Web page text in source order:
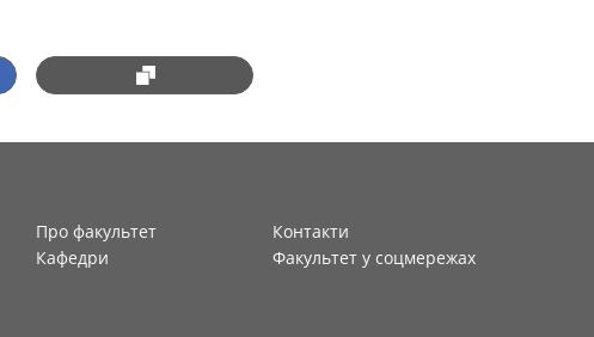
Про факультет
Контакти
Кафедри
Факультет у соцмережах